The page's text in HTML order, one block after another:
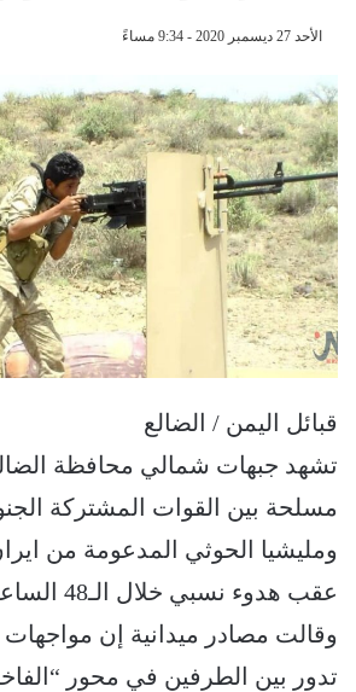
الأحد 27 ديسمبر 2020 - 9:34 مساءً
قبائل اليمن / الضالع
تشهد جبهات شمالي محافظة
مسلحة بين القوات المشتركة
ومليشيا الحوثي المدعومة من
عقب هدوء نسبي خلال الـ48 الساعة الماضية.
وقالت مصادر ميدانية إن مواجهات
تدور بين الطرفين في محور